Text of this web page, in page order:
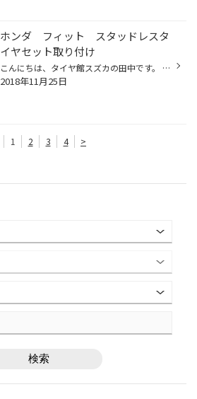
ホンダ フィット スタッドレスタ
イヤセット取り付け
こんにちは、タイヤ館スズカの田中です。 本日の作業はホンダ フィットのスタッドレスタイヤセット取り付けです。 タイヤ １８５／６０Ｒ１５ ブリヂストン ＶＲＸ2 ホイール １５インチ ブリヂストン エコフォルムＳＥ-１８
2018年11月25日
1 2 3 4 >